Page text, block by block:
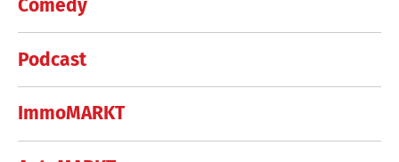
Comedy
Podcast
ImmoMARKT